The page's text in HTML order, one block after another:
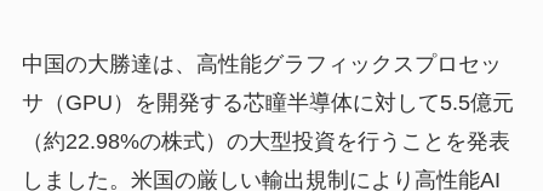
中国の大勝達は、高性能グラフィックスプロセッ
サ（GPU）を開発する芯瞳半導体に対して5.5億元
（約22.98%の株式）の大型投資を行うことを発表
しました。米国の厳しい輸出規制により高性能AI